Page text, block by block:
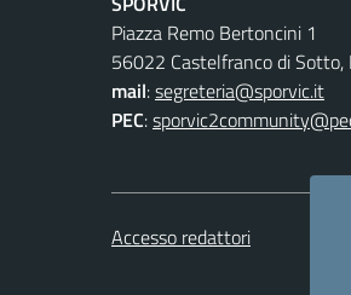
Piazza Remo Bertoncini 1
56022 Castelfranco di Sotto,
mail:segreteria@sporvic.it
PEC:
Accesso redattori